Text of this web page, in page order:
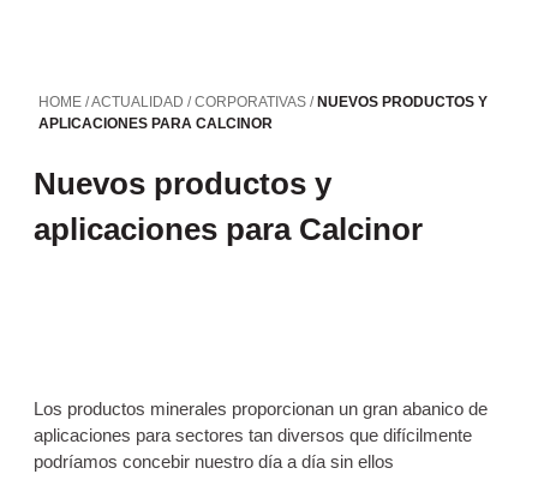
HOME/ACTUALIDAD /CORPORATIVAS/ NUEVOS PRODUCTOS Y
APLICACIONES PARA CALCINOR
Nuevos productos y
aplicaciones para Calcinor
Los productos minerales proporcionan un gran abanico de
aplicaciones para sectores tan diversos que difícilmente
podríamos concebir nuestro día a día sin ellos